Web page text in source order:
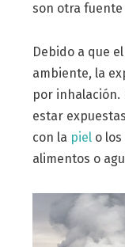
son otra
Debido a que
ambiente, la
por inhalación.
estar
con la pielo los
alimentos o